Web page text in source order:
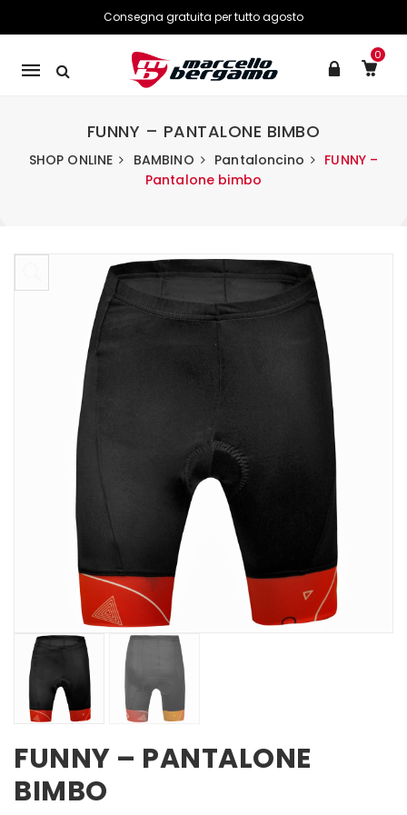
Consegna gratuita per tutto agosto
Mobile
0
FUNNY – PANTALONE BIMBO
SHOP ONLINE BAMBINO Pantaloncino
FUNNY –
Pantalone bimbo
Skip to content
FUNNY – PANTALONE
BIMBO